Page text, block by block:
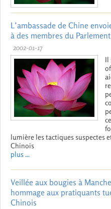
L’ambassade de Chine
à des membres du
2002-01-17
Il
lumière les tactiques suspectes
Chinois
plus ...
Veillée aux bougies à
hommage aux pratiquants
Chinois